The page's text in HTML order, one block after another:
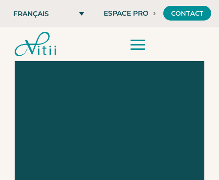
FRANÇAIS ESPACE PRO CONTACT